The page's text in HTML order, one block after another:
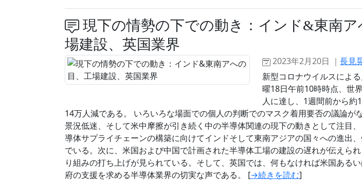
現下の情勢の下での動き：インド&東南ア
場建設、英国業界
2023年2月20日 ｜ 長見
新型コロナウイルスによ
曜18日午前10時時点、世
人に達し、1週間前から約
14万人減である。 いろいろな場面での個人の判断でのマスク着用要否の議論が
景況低迷、そして米中摩擦が引き続く中の半導体関連の現下の動きとして注目
導体サプライチェーンの構築に向けてインドそして東南アジアの国々への進出
でいる。次に、米国および中国で計画された半導体工場の建設の遅れが伝えら
り組みの打ち上げが見られている。そして、英国では、何もなければ米国ある
府の支援を求める半導体業界の切実な声である。 [→続きを読む]